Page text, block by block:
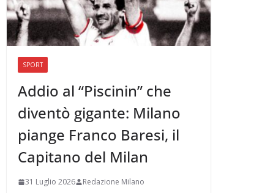
SPORT
Addio al “Piscinin” che
diventò gigante: Milano
piange Franco Baresi, il
Capitano del Milan
31 Luglio 2026 Redazione Milano